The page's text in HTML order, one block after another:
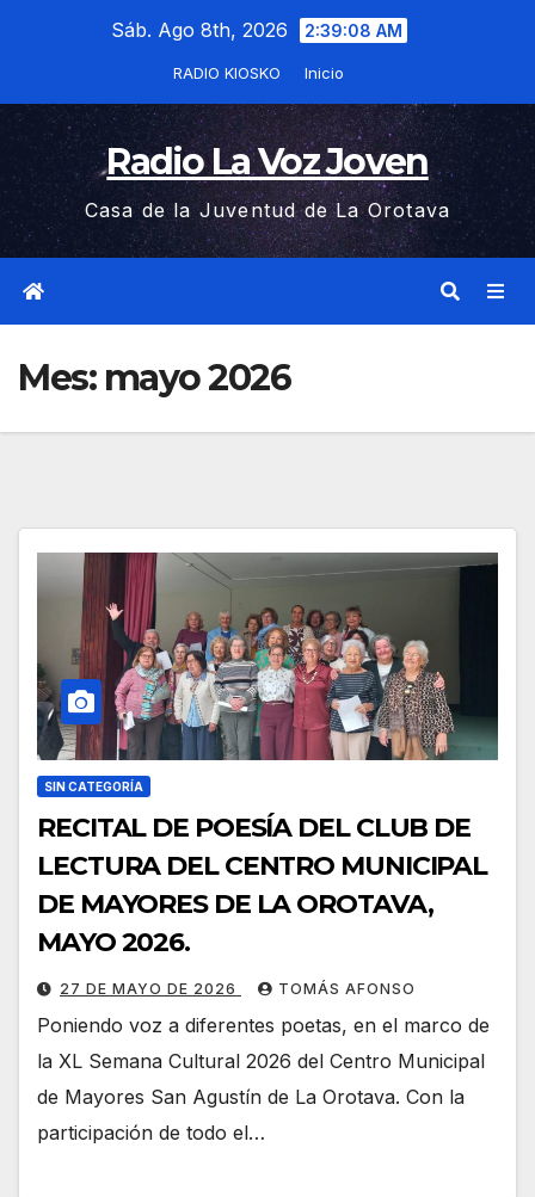
Sáb. Ago 8th, 2026 2:39:09 AM
RADIO KIOSKO Inicio
Radio La Voz Joven
Casa de la Juventud de La Orotava
Mes: mayo 2026
SIN CATEGORÍA
RECITAL DE POESÍA DEL CLUB DE
LECTURA DEL CENTRO MUNICIPAL
DE MAYORES DE LA OROTAVA,
MAYO 2026.
27 DE MAYO DE 2026 TOMÁS AFONSO
Poniendo voz a diferentes poetas, en el marco de
la XL Semana Cultural 2026 del Centro Municipal
de Mayores San Agustín de La Orotava. Con la
participación de todo el…